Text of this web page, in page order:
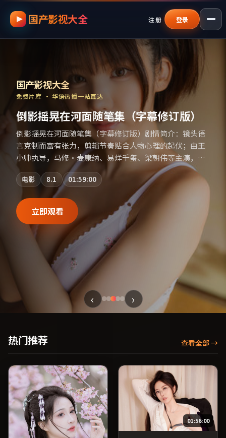
跳过导航，进入正文
国产影视大全 注册 登录
国产影视资源大全免费 ｜ 国产影视大全
国产影视大全
免费片库 · 华语热播一站直达
倒影摇晃在河面随笔集（字幕修订版）
倒影摇晃在河面随笔集（字幕修订版）剧情简介：镜头语
言克制而富有张力，剪辑节奏贴合人物心理的起伏；由王
小帅执导，马修·麦康纳、易烊千玺、梁朝伟等主演，法
国出品，传记类型，2019年上映 / 2019年2月17日于法国
地区院线首映，网络平台同步更新片源。推荐给喜爱现实
主义叙事与人文关怀题材的影迷。（国产影视资源大全免
费条目索引，支持片名与演员交叉检索。）
电影 8.1 01:59:00
立即观看
‹ ›
热门推荐 查看全部→
01:56:00